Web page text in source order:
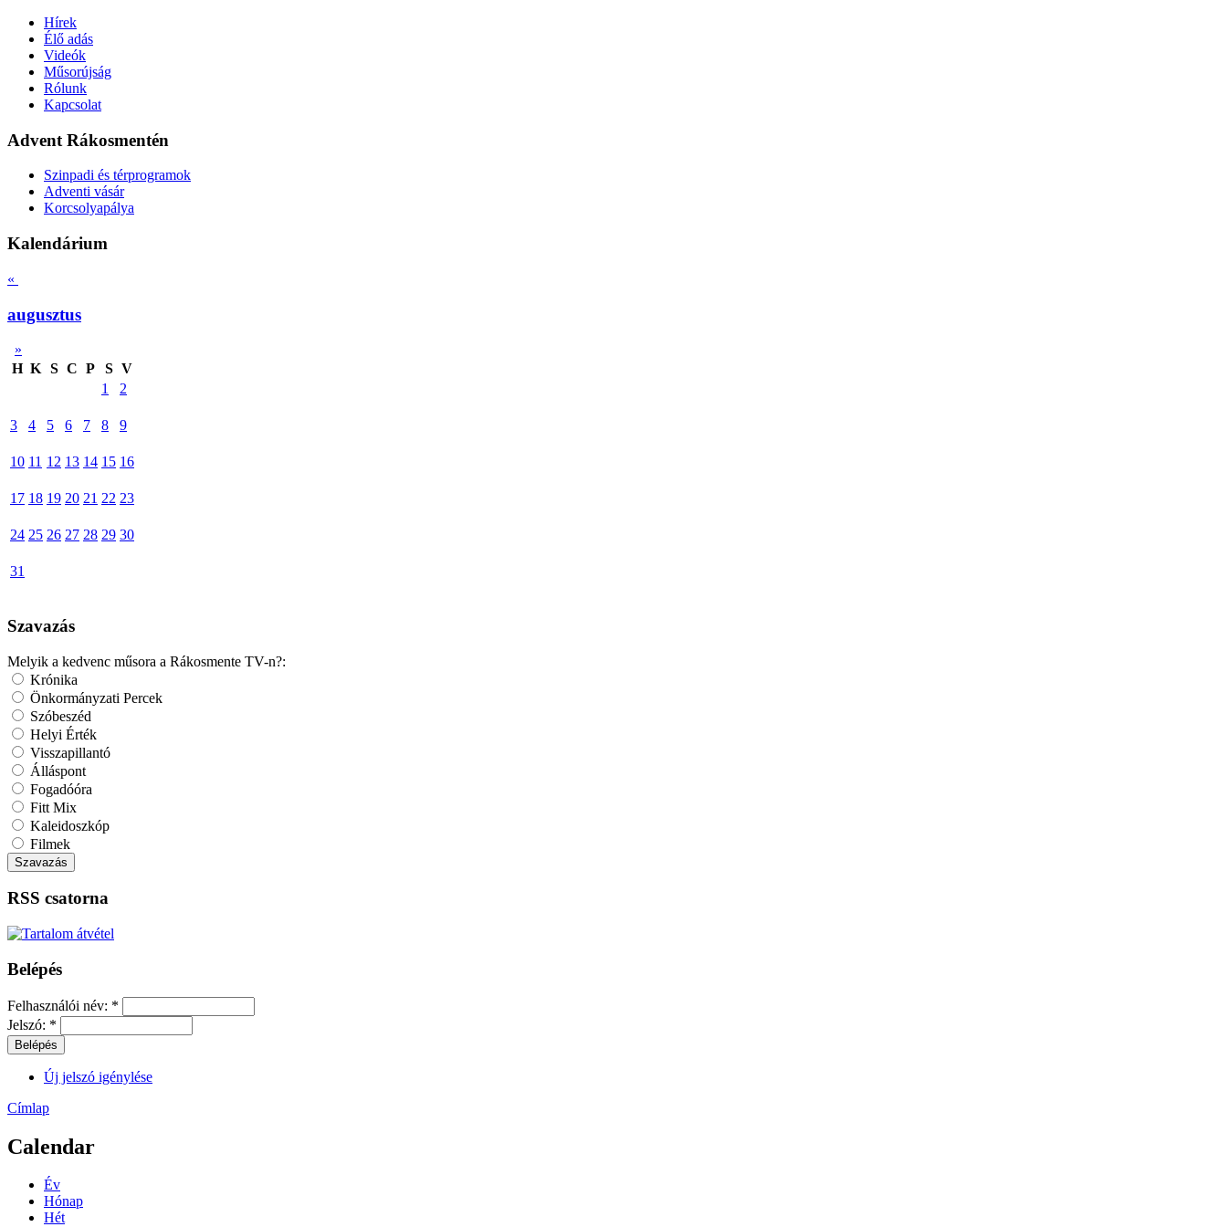
Hírek
Élő adás
Videók
Műsorújság
Rólunk
Kapcsolat
Advent Rákosmentén
Szinpadi és térprogramok
Adventi vásár
Korcsolyapálya
Kalendárium
«
augusztus
»
H K S C P S V
1
2
3 4 5 6 7 8 9
10 11 12 13 14 15 16
17 18 19 20 21 22 23
24 25 26 27 28 29 30
31
Szavazás
Melyik a kedvenc műsora a Rákosmente TV-n?:
Krónika
Önkormányzati Percek
Szóbeszéd
Helyi Érték
Visszapillantó
Álláspont
Fogadóóra
Fitt Mix
Kaleidoszkóp
Filmek
RSS csatorna
Belépés
Felhasználói név: *
Jelszó: *
Új jelszó igénylése
Címlap
Calendar
Év
Hónap
Hét